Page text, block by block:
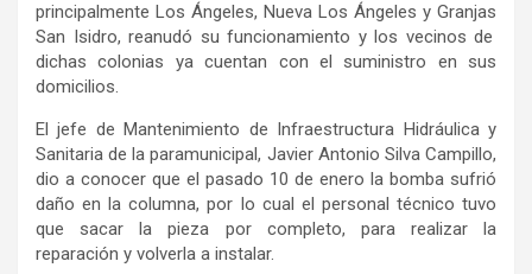
principalmente Los Ángeles, Nueva Los Ángeles y Granjas
San Isidro,reanudó su funcionamiento y los vecinos de
dichas colonias ya cuentan con el suministro en sus
domicilios.
El jefe de Mantenimiento de Infraestructura Hidráulica y
Sanitaria de la paramunicipal, Javier Antonio Silva Campillo,
dio a conocer que el pasado 10 de enero la bomba sufrió
daño en la columna, por lo cual el personal técnico tuvo
que sacar la pieza por completo, para realizar la
reparación y volverla a instalar.